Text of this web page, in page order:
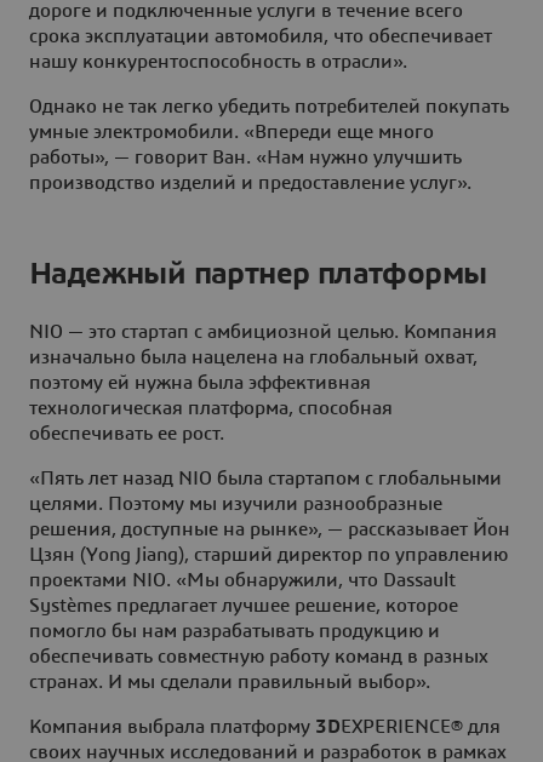
дороге и подключенные услуги в течение всего
срока эксплуатации автомобиля, что обеспечивает
нашу конкурентоспособность в отрасли».
Однако не так легко убедить потребителей покупать
умные электромобили. «Впереди еще много
работы», — говорит Ван. «Нам нужно улучшить
производство изделий и предоставление услуг».
Надежный партнер платформы
NIO — это стартап с амбициозной целью. Компания
изначально была нацелена на глобальный охват,
поэтому ей нужна была эффективная
технологическая платформа, способная
обеспечивать ее рост.
«Пять лет назад NIO была стартапом с глобальными
целями. Поэтому мы изучили разнообразные
решения, доступные на рынке», — рассказывает Йон
Цзян (Yong Jiang), старший директор по управлению
проектами NIO. «Мы обнаружили, что Dassault
Systèmes предлагает лучшее решение, которое
помогло бы нам разрабатывать продукцию и
обеспечивать совместную работу команд в разных
странах. И мы сделали правильный выбор».
Компания выбрала платформу 3DEXPERIENCE® для
своих научных исследований и разработок в рамках